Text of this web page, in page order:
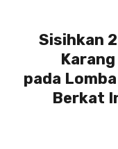
Sisihkan
pada
Berkat